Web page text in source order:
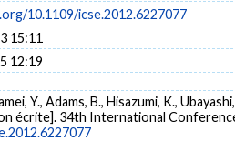
10.1109/icse.2012.6227077
15:11
12:19
Y., Adams, B., Hisazumi, K.,
écrite]. 34th International